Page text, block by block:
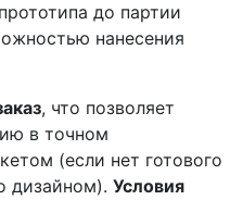
до партии
нанесения
, что позволяет
в точном
(если нет готового
дизайном). Условия